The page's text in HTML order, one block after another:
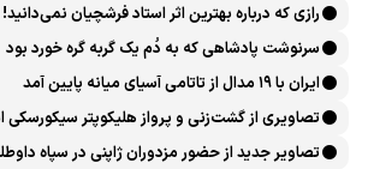
رازی که درباره بهترین اثر استاد فرشچیان نمی‌دانید!
سرنوشت پادشاهی که به دُم یک گربه گره خورد بود
ایران با ۱۹ مدال از تاتامی آسیای میانه پایین آمد
تصاویری از گشت‌زنی و پرواز هلیکوپتر سیکورسکی
تصاویر جدید از حضور مزدوران ژاپنی در سپاه